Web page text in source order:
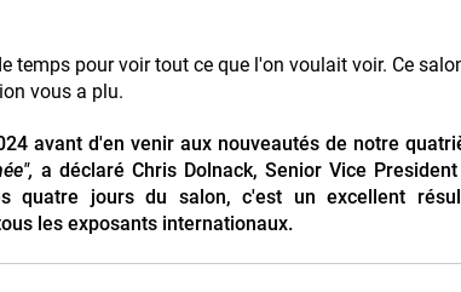
temps pour voir tout ce que l'on voulait voir. Ce
vous a plu.
avant d'en venir aux nouveautés de notre
a déclaré Chris Dolnack, Senior Vice
quatre jours du salon, c'est un excellent
les exposants internationaux.